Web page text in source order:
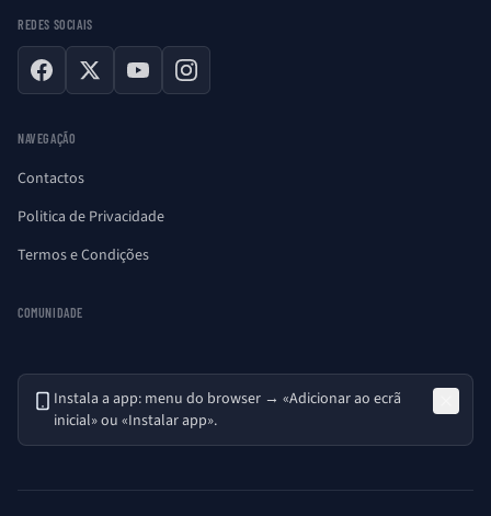
REDES SOCIAIS
Facebook
X YouTubeInstagram
NAVEGAÇÃO
Contactos
Politica de Privacidade
Termos e Condições
COMUNIDADE
Instala a app: menu do browser → «Adicionar ao ecrã
inicial» ou «Instalar app».